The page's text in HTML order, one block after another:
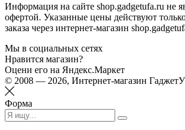
Информация на сайте shop.gadgetufa.ru не
офертой. Указанные цены действуют
заказа через интернет-магазин
Мы в социальных сетях
Нравится магазин?
Оцени его на Яндекс.Маркет
© 2008 — 2026, Интернет-магазин
Форма